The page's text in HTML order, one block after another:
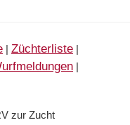
| Züchterliste |
|
zur Zucht